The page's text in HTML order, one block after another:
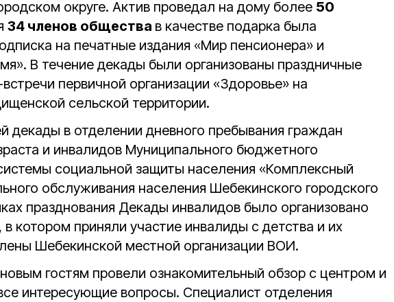
округе. Актив проведал на дому более 50
34 членов общества в качестве подарка была
на печатные издания «Мир пенсионера» и
В течение декады были организованы праздничные
первичной организации «Здоровье» на
сельской территории.
декады в отделении дневного пребывания граждан
и инвалидов Муниципального бюджетного
социальной защиты населения «Комплексный
обслуживания населения Шебекинского городского
празднования Декады инвалидов было организовано
в котором приняли участие инвалиды с детства и их
Шебекинской местной организации ВОИ.
гостям провели ознакомительный обзор с центром и
интересующие вопросы. Специалист отделения